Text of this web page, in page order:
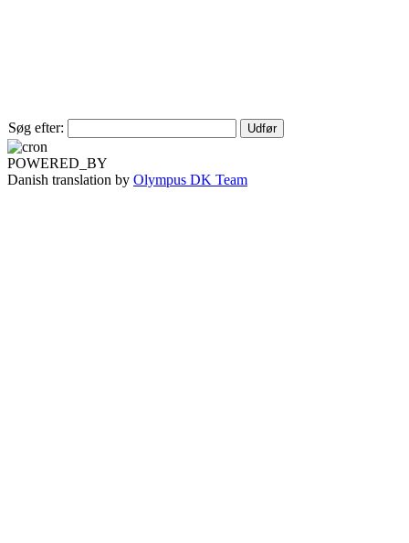
Søg efter:
POWERED_BY
Danish translation by Olympus DK Team